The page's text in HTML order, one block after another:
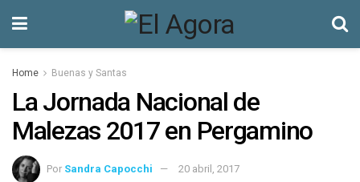
Home Buenas y Santas
La Jornada Nacional de
Malezas 2017 en Pergamino
Por Sandra Capocchi 20 abril, 2017